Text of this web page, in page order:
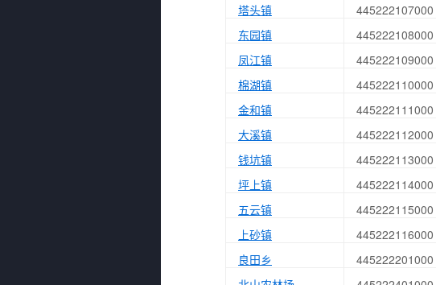
塔头镇
445222107000
东园镇
445222108000
凤江镇
445222109000
棉湖镇
445222110000
金和镇
445222111000
大溪镇
445222112000
钱坑镇
445222113000
坪上镇
445222114000
五云镇
445222115000
上砂镇
445222116000
良田乡
445222201000